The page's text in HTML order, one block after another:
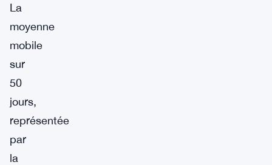
La
moyenne
mobile
sur
50
jours,
représentée
par
la